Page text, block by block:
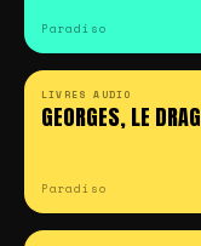
Paradiso
LIVRES AUDIO
GEORGES, LE
Paradiso